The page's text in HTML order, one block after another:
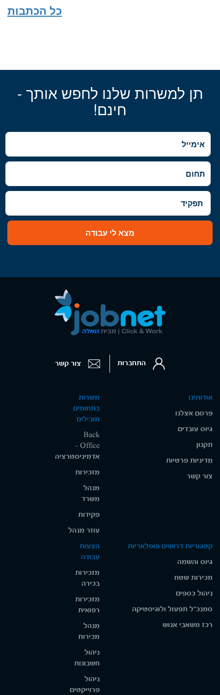
כל הכתבות
תן למשרות שלנו לחפש אותך -
חינם!
מצא לי עבודה
אודותינו
פרסם אצלנו
גיוס עובדים
תקנון
מדיניות פרטיות
צור קשר
משרות
בתחומים
מובילים
Back
Office -
אדמיניסטרציה
מזכירות
מנהל
משרד
פקידות
עוזר מנהל
קטגוריות דרושים פופלאריות
גיוס והשמה
מכירות שטח
ניהול כספים
סמנכ"ל תפעול ולוגיסטיקה
רכז משאבי אנוש
הצעות
עבודה
מזכירות
בכירה
מזכירות
רפואית
מנהל
מכירות
ניהול
חשבונות
ניהול
פרוייקטים